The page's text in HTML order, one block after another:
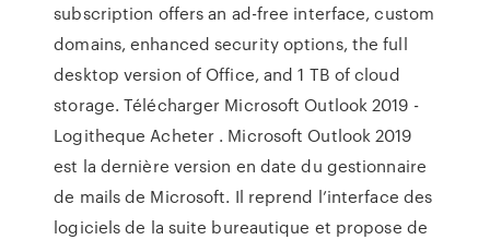
subscription offers an ad-free interface, custom
domains, enhanced security options, the full
desktop version of Office, and 1 TB of cloud
storage. Télécharger Microsoft Outlook 2019 -
Logitheque Acheter . Microsoft Outlook 2019
est la dernière version en date du gestionnaire
de mails de Microsoft. Il reprend l’interface des
logiciels de la suite bureautique et propose de